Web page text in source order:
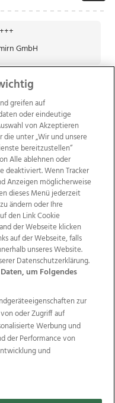
Kontakt
Jobs
AGB Anzeigekunden
Politische Werbung
Wimmer
Ischler Woche
OÖN Immobilien
Promenaden Galerien
wirtrauern.at
greifen auf
oder eindeutige
von Akzeptieren
unter „Wir und unsere
bereitzustellen“
Alle ablehnen oder
deaktiviert. Wenn Tracker
Anzeigen möglicherweise
dieses Menü jederzeit
ändern oder Ihre
den Link Cookie
der Webseite klicken
auf der Webseite, falls
unseres Website.
Datenschutzerklärung.
um Folgendes
zur
oder Zugriff auf
Werbung und
der Performance von
und